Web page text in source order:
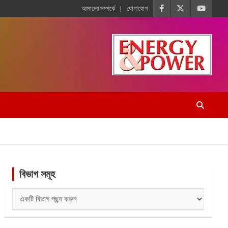
আমাদের সম্পর্কে যোগাযোগ
বিভাগ সমূহ
সমূহ